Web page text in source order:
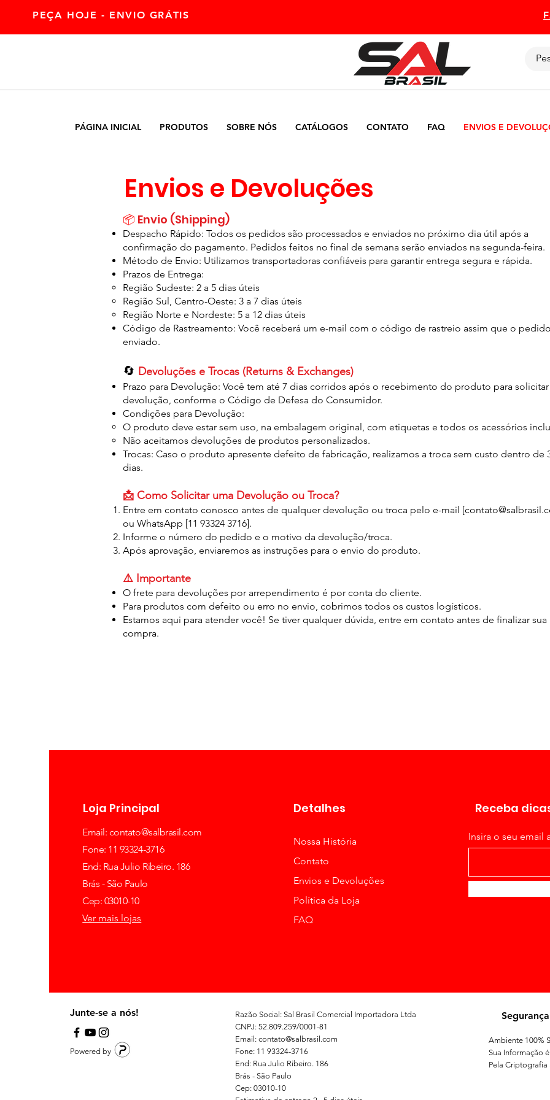
PEÇA HOJE - ENVIO GRÁTIS
PÁGINA INICIAL PRODUTOS SOBRE NÓS CATÁLOGOS CONTATO FAQ ENVIOS E
Envios e Devoluções
📦 Envio (Shipping)
Despacho Rápido: Todos os pedidos são processados e enviados no próximo dia útil após a
confirmação do pagamento. Pedidos feitos no final de semana serão enviados na segunda-feira.
Método de Envio: Utilizamos transportadoras confiáveis para garantir entrega segura e rápida.
Prazos de Entrega:
Região Sudeste: 2 a 5 dias úteis
Região Sul, Centro-Oeste: 3 a 7 dias úteis
Região Norte e Nordeste: 5 a 12 dias úteis
Código de Rastreamento: Você receberá um e-mail com o código de rastreio assim que o
enviado.
🔄 Devoluções e Trocas (Returns & Exchanges)
Prazo para Devolução: Você tem até 7 dias corridos após o recebimento do produto para solicitar
devolução, conforme o Código de Defesa do Consumidor.
Condições para Devolução:
O produto deve estar sem uso, na embalagem original, com etiquetas e todos os acessórios
Não aceitamos devoluções de produtos personalizados.
Trocas: Caso o produto apresente defeito de fabricação, realizamos a troca sem custo dentro de
dias.
📩 Como Solicitar uma Devolução ou Troca?
Entre em contato conosco antes de qualquer devolução ou troca pelo e-mail [
ou WhatsApp [11 93324 3716].
Informe o número do pedido e o motivo da devolução/troca.
Após aprovação, enviaremos as instruções para o envio do produto.
⚠️ Importante
O frete para devoluções por arrependimento é por conta do cliente.
Para produtos com defeito ou erro no envio, cobrimos todos os custos logísticos.
Estamos aqui para atender você! Se tiver qualquer dúvida, entre em contato antes de finalizar sua
compra.
Loja Principal
Email: contato@salbrasil.com
Fone: 11 93324-3716
End: Rua Julio Ribeiro. 186
Brás - São Paulo
Cep: 03010-10
Ver mais lojas
Detalhes
Nossa História
Contato
Envios e Devoluções
Política da Loja
FAQ
Receba
Insira o seu email
Junte-se a nós!
Powered by
Razão Social: Sal Brasil Comercial Importadora Ltda
CNPJ: 52.809.259/0001-81
Email: contato@salbrasil.com
Fone: 11 93324-3716
End: Rua Julio Ribeiro. 186
Brás - São Paulo
Cep: 03010-10
Segurança
Ambiente 100%
Sua Informação
Pela Criptografia